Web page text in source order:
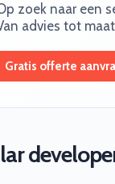
zoek naar een
advies tot
Gratis offerte